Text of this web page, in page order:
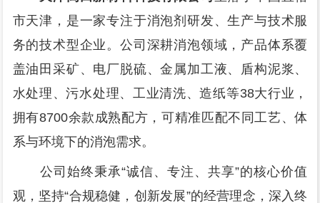
市天津，是一家专注于消泡剂研发、生产与技术服
务的技术型企业。公司深耕消泡领域，产品体系覆
盖油田采矿、电厂脱硫、金属加工液、盾构泥浆、
水处理、污水处理、工业清洗、造纸等38大行业，
拥有8700余款成熟配方，可精准匹配不同工艺、体
系与环境下的消泡需求。
公司始终秉承“诚信、专注、共享”的核心价值
观，坚持“合规稳健，创新发展”的经营理念，深入终